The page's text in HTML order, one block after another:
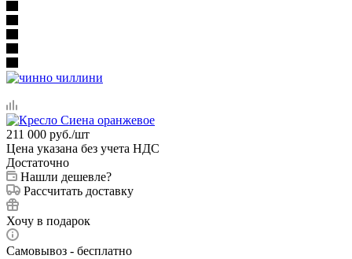
211 000 руб./шт
Цена указана без учета НДС
Достаточно
Нашли дешевле?
Рассчитать доставку
Хочу в подарок
Самовывоз - бесплатно